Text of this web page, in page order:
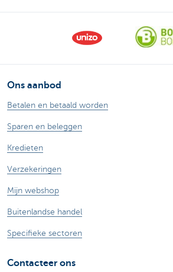
Ons aanbod
Betalen en betaald worden
Sparen en beleggen
Kredieten
Verzekeringen
Mijn webshop
Buitenlandse handel
Specifieke sectoren
Contacteer ons